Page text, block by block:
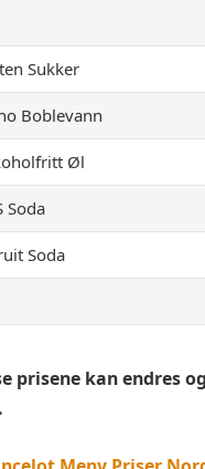
Sukker
Boblevann
Øl
Soda
Soda
prisene kan endres